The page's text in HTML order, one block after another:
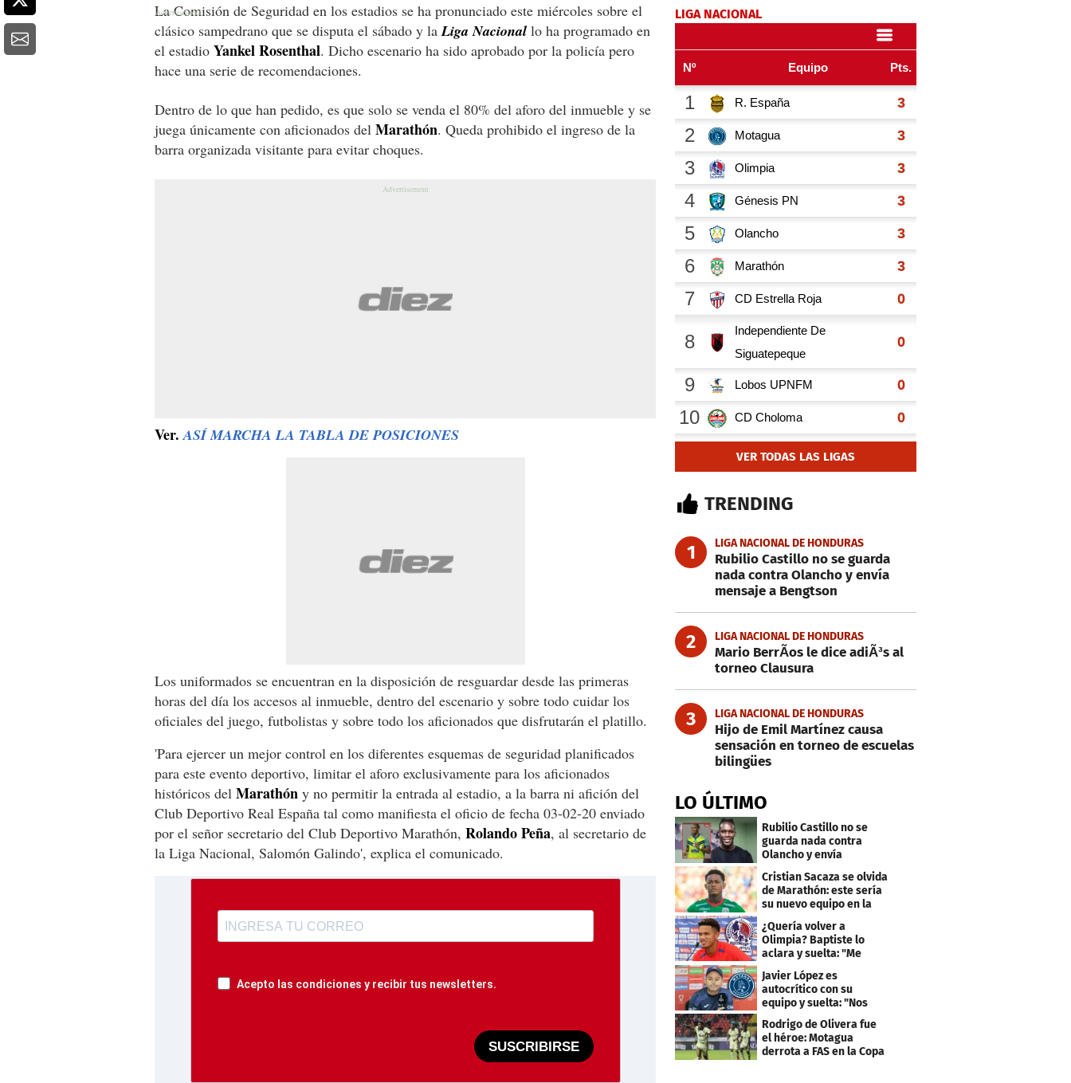
La Comisión de Seguridad en los estadios se ha pronunciado este miércoles sobre el
clásico sampedrano que se disputa el sábado y laLiga Nacional lo ha programado en
el estadio Yankel Rosenthal. Dicho escenario ha sido aprobado por la policía pero
hace una serie de recomendaciones.
Dentro de lo que han pedido, es que solo se venda el 80% del aforo del inmueble y se
juega únicamente con aficionados del Marathón. Queda prohibido el ingreso de la
barra organizada visitante para evitar choques.
Ver.ASÍ MARCHA LA TABLA DE POSICIONES
Los uniformados se encuentran en la disposición de resguardar desde las primeras
horas del día los accesos al inmueble, dentro del escenario y sobre todo cuidar los
oficiales del juego, futbolistas y sobre todo los aficionados que disfrutarán el platillo.
'Para ejercer un mejor control en los diferentes esquemas de seguridad planificados
para este evento deportivo, limitar el aforo exclusivamente para los aficionados
históricos del Marathón y no permitir la entrada al estadio, a la barra ni afición del
Club Deportivo Real España tal como manifiesta el oficio de fecha 03-02-20 enviado
por el señor secretario del Club Deportivo Marathón, Rolando Peña, al secretario de
la Liga Nacional, Salomón Galindo', explica el comunicado.
Acepto las condiciones y recibir tus newsletters.
SUSCRIBIRSE
LIGA NACIONAL
VER TODAS LAS LIGAS
TRENDING
1 LIGA NACIONAL DE HONDURAS
Rubilio Castillo no se guarda
nada contra Olancho y envía
mensaje a Bengtson
2 LIGA NACIONAL DE HONDURAS
Mario BerrÃ­os le dice adiÃ³s al
torneo Clausura
3 LIGA NACIONAL DE HONDURAS
Hijo de Emil Martínez causa
sensación en torneo de escuelas
bilingües
LO ÚLTIMO
Rubilio Castillo no se
guarda nada contra
Olancho y envía
mensaje a Bengtson
Cristian Sacaza se olvida
de Marathón: este sería
su nuevo equipo en la
Liga Nacional
¿Quería volver a
Olimpia? Baptiste lo
aclara y suelta: "Me
faltaba un equipo
grande"
Javier López es
autocrítico con su
equipo y suelta: "Nos
costó muchísimo..."
Rodrigo de Olivera fue
el héroe: Motagua
derrota a FAS en la Copa